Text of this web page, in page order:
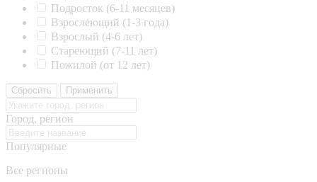
Подросток (6-11 месяцев)
Взрослеющий (1-3 года)
Взрослый (4-6 лет)
Стареющий (7-11 лет)
Пожилой (от 12 лет)
Сбросить Применить
Город, регион
Популярные
Все регионы